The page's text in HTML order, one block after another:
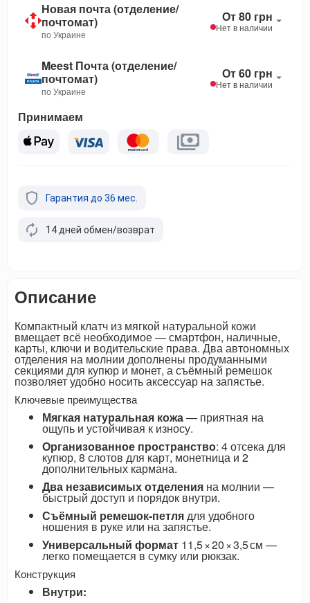
Новая почта (отделение/
почтомат)
по Украине
От 80 грн
Нет в наличии
Meest Почта (отделение/
почтомат)
по Украине
От 60 грн
Нет в наличии
Принимаем
Гарантия до 36 мес.
14 дней обмен/возврат
Описание
Компактный клатч из мягкой натуральной кожи
вмещает всё необходимое — смартфон, наличные,
карты, ключи и водительские права. Два автономных
отделения на молнии дополнены продуманными
секциями для купюр и монет, а съёмный ремешок
позволяет удобно носить аксессуар на запястье.
Ключевые преимущества
Мягкая натуральная кожа— приятная на
ощупь и устойчивая к износу.
Организованное пространство: 4 отсека для
купюр, 8 слотов для карт, монетница и 2
дополнительных кармана.
Два независимых отделения на молнии —
быстрый доступ и порядок внутри.
Съёмный ремешок‑петлядля удобного
ношения в руке или на запястье.
Универсальный формат 11,5 × 20 × 3,5 см —
легко помещается в сумку или рюкзак.
Конструкция
Внутри: